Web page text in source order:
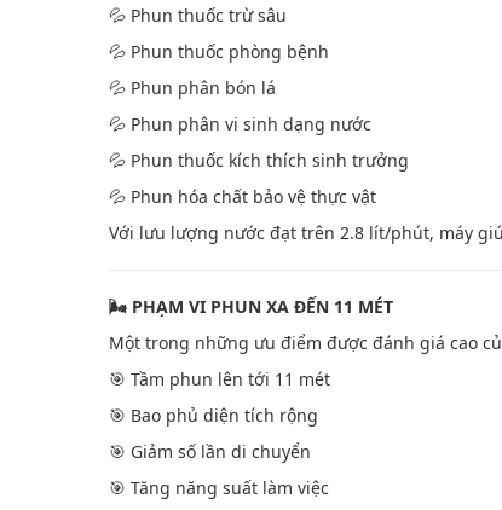
💦 Phun thuốc trừ sâu
💦 Phun thuốc phòng bệnh
💦 Phun phân bón lá
💦 Phun phân vi sinh dạng nước
💦 Phun thuốc kích thích sinh trưởng
💦 Phun hóa chất bảo vệ thực vật
Với lưu lượng nước đạt trên 2.8 lít/phút, máy
🌬️ PHẠM VI PHUN XA ĐẾN 11 MÉT
Một trong những ưu điểm được đánh giá cao
🎯 Tầm phun lên tới 11 mét
🎯 Bao phủ diện tích rộng
🎯 Giảm số lần di chuyển
🎯 Tăng năng suất làm việc